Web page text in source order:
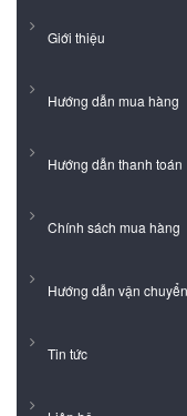
Giới thiệu
Hướng dẫn mua hàng
Hướng dẫn thanh toán
Chính sách mua hàng
Hướng dẫn vận chuyển
Tin tức